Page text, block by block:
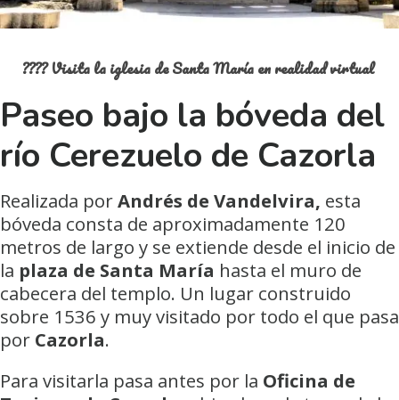
???? Visita la iglesia de Santa María en realidad virtual
Paseo bajo la bóveda del
río Cerezuelo de Cazorla
Realizada porAndrés de Vandelvira, esta
bóveda consta de aproximadamente 120
metros de largo y se extiende desde el inicio de
la plaza de Santa María hasta el muro de
cabecera del templo. Un lugar construido
sobre 1536 y muy visitado por todo el que pasa
por Cazorla.
Para visitarla pasa antes por la Oficina de